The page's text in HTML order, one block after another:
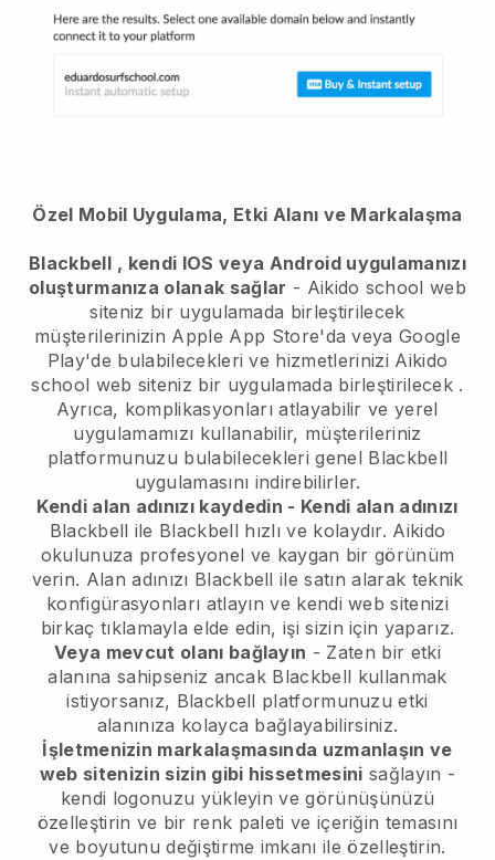
Özel Mobil Uygulama, Etki Alanı ve Markalaşma
Blackbell , kendi IOS veya Android uygulamanızı
oluşturmanıza olanak sağlar - Aikido school web
siteniz bir uygulamada birleştirilecek
müşterilerinizin Apple App Store'da veya Google
Play'de bulabilecekleri ve hizmetlerinizi Aikido
school web siteniz bir uygulamada birleştirilecek .
Ayrıca, komplikasyonları atlayabilir ve yerel
uygulamamızı kullanabilir, müşterileriniz
platformunuzu bulabilecekleri genel Blackbell
uygulamasını indirebilirler.
Kendi alan adınızı kaydedin - Kendi alan adınızı
Blackbell ile Blackbell hızlı ve kolaydır. Aikido
okulunuza profesyonel ve kaygan bir görünüm
verin. Alan adınızı Blackbell ile satın alarak teknik
konfigürasyonları atlayın ve kendi web sitenizi
birkaç tıklamayla elde edin, işi sizin için yaparız.
Veya mevcut olanı bağlayın - Zaten bir etki
alanına sahipseniz ancak Blackbell kullanmak
istiyorsanız, Blackbell platformunuzu etki
alanınıza kolayca bağlayabilirsiniz.
İşletmenizin markalaşmasında uzmanlaşın ve
web sitenizin sizin gibi hissetmesini sağlayın -
kendi logonuzu yükleyin ve görünüşünüzü
özelleştirin ve bir renk paleti ve içeriğin temasını
ve boyutunu değiştirme imkanı ile özelleştirin.